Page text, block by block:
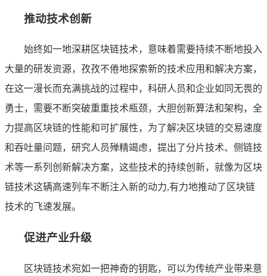
推动技术创新
始终如一地深耕区块链技术，意味着需要持续不断地投入
大量的研发资源，孜孜不倦地探索新的技术应用和解决方案，
在这一漫长而充满挑战的过程中，科研人员和企业如同无畏的
勇士，需要不断突破重重技术瓶颈，大胆创新算法和架构，全
力提高区块链的性能和可扩展性，为了解决区块链的交易速度
和吞吐量问题，研究人员殚精竭虑，提出了分片技术、侧链技
术等一系列创新解决方案，这些技术的持续创新，就像为区块
链技术这辆高速列车不断注入新的动力,有力地推动了区块链
技术的飞速发展。
促进产业升级
区块链技术宛如一把神奇的钥匙，可以为传统产业带来意